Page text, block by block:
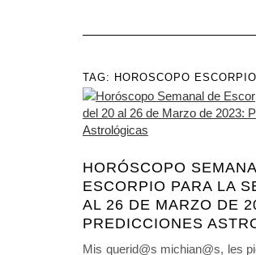
TAG: HOROSCOPO
HORÓSCOPO
ESCORPIO PARA LA
AL 26 DE MARZO DE
PREDICCIONES
Mis querid@s michian@s, les